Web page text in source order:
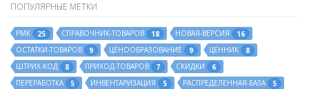
ПОПУЛЯРНЫЕ МЕТКИ
РМК 25 СПРАВОЧНИК-ТОВАРОВ 18 НОВАЯ-ВЕРСИЯ
16
ОСТАТКИ-ТОВАРОВ
9 ЦЕНООБРАЗОВАНИЕ 9 ЦЕННИК
8
ШТРИХ-КОД
8 ПРИХОД-ТОВАРОВ 7 СКИДКИ
6
ПЕРЕРАБОТКА
5 ИНВЕНТАРИЗАЦИЯ 5 РАСПРЕДЕЛЕННАЯ-БАЗА
5